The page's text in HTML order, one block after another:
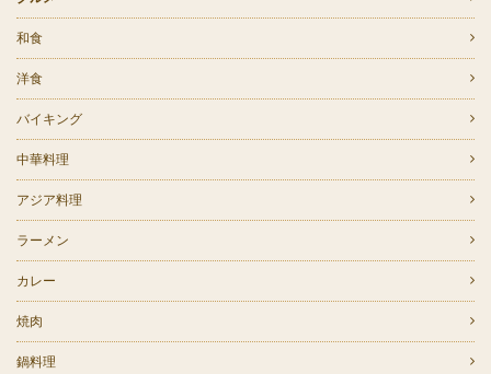
和食
洋食
バイキング
中華料理
アジア料理
ラーメン
カレー
焼肉
鍋料理